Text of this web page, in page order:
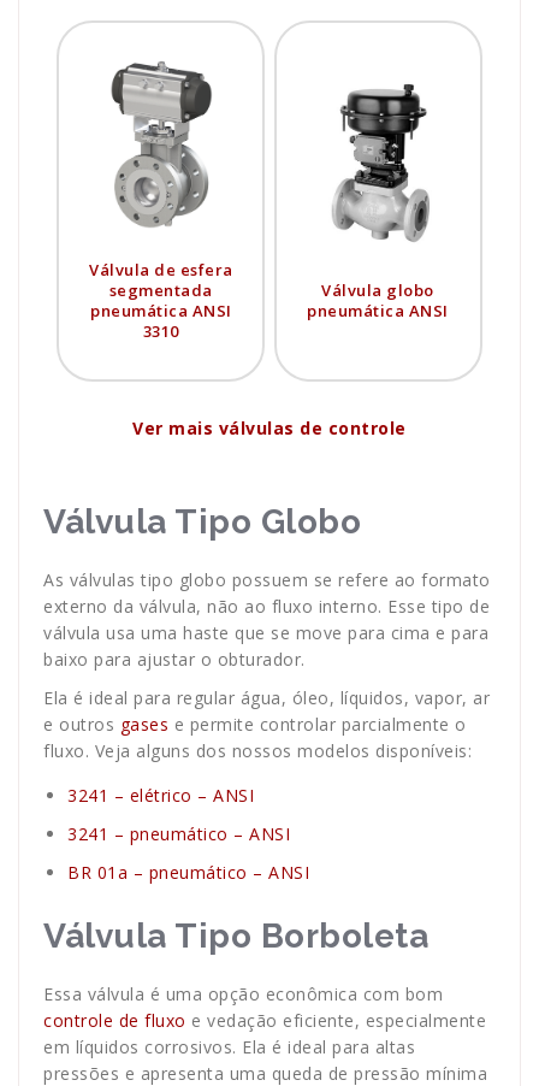
Válvula de esfera
segmentada
pneumática ANSI
3310
Válvula globo
pneumática ANSI
Ver mais válvulas de controle
Válvula Tipo Globo
As válvulas tipo globo possuem se refere ao formato
externo da válvula, não ao fluxo interno. Esse tipo de
válvula usa uma haste que se move para cima e para
baixo para ajustar o obturador.
Ela é ideal para regular água, óleo, líquidos, vapor, ar
e outros gases e permite controlar parcialmente o
fluxo. Veja alguns dos nossos modelos disponíveis:
3241 – elétrico – ANSI
3241 – pneumático – ANSI
BR 01a – pneumático – ANSI
Válvula Tipo Borboleta
Essa válvula é uma opção econômica com bom
controle de fluxo e vedação eficiente, especialmente
em líquidos corrosivos. Ela é ideal para altas
pressões e apresenta uma queda de pressão mínima